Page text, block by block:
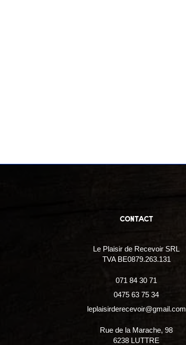
contact
Le Plaisir de Recevoir SRL
TVA BE0879.263.131
071 84 30 71
0475 63 75 34
leplaisirderecevoir@gmail.com
Rue de la Marache, 98
6238 LUTTRE